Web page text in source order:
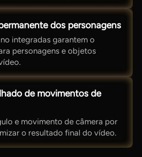
dos personagens
integradas garantem o
personagens e objetos
de movimentos de
e movimento de câmera por
o resultado final do vídeo.